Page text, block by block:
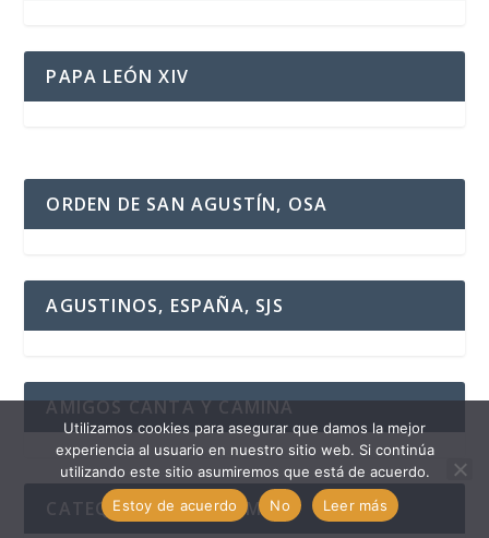
PAPA LEÓN XIV
ORDEN DE SAN AGUSTÍN, OSA
AGUSTINOS, ESPAÑA, SJS
AMIGOS CANTA Y CAMINA
CATEQUISTAS REDCAM
Utilizamos cookies para asegurar que damos la mejor
experiencia al usuario en nuestro sitio web. Si continúa
utilizando este sitio asumiremos que está de acuerdo.
Estoy de acuerdo
No Leer más